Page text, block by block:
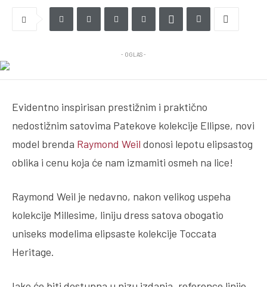
- OGLAS -
Evidentno inspirisan prestižnim i praktično
nedostižnim satovima Patekove kolekcije Ellipse, novi
model brenda Raymond Weil donosi lepotu elipsastog
oblika i cenu koja će nam izmamiti osmeh na lice!
Raymond Weil je nedavno, nakon velikog uspeha
kolekcije Millesime, liniju dress satova obogatio
uniseks modelima elipsaste kolekcije Toccata
Heritage.